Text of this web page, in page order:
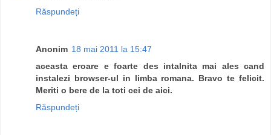
Răspundeți
Anonim 18 mai 2011 la 15:47
aceasta eroare e foarte des intalnita mai ales cand
instalezi browser-ul in limba romana. Bravo te felicit.
Meriti o bere de la toti cei de aici.
Răspundeți